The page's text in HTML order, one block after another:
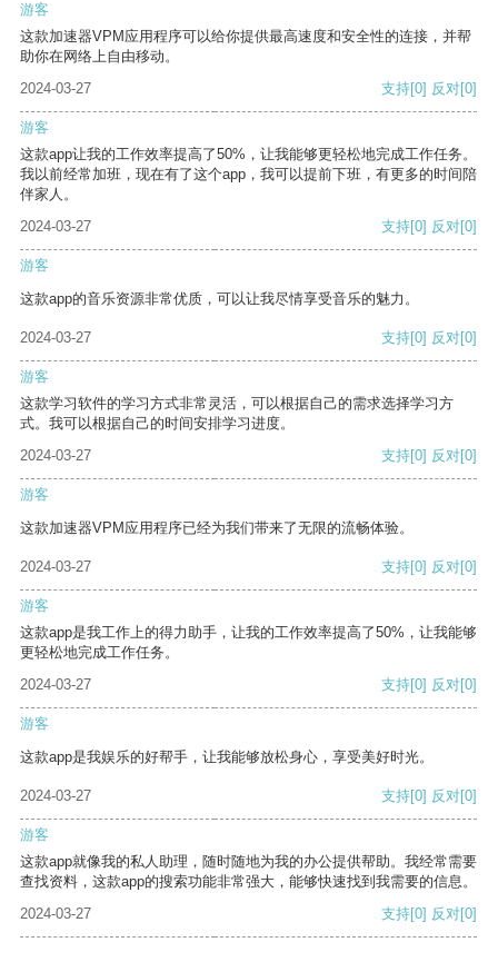
游客
这款加速器VPM应用程序可以给你提供最高速度和安全性的连接，并帮
助你在网络上自由移动。
2024-03-27
支持[0] 反对[0]
游客
这款app让我的工作效率提高了50%，让我能够更轻松地完成工作任务。
我以前经常加班，现在有了这个app，我可以提前下班，有更多的时间陪
伴家人。
2024-03-27
支持[0] 反对[0]
游客
这款app的音乐资源非常优质，可以让我尽情享受音乐的魅力。
2024-03-27 支持[0] 反对[0]
游客
这款学习软件的学习方式非常灵活，可以根据自己的需求选择学习方
式。我可以根据自己的时间安排学习进度。
2024-03-27
支持[0] 反对[0]
游客
这款加速器VPM应用程序已经为我们带来了无限的流畅体验。
2024-03-27 支持[0] 反对[0]
游客
这款app是我工作上的得力助手，让我的工作效率提高了50%，让我能够
更轻松地完成工作任务。
2024-03-27
支持[0] 反对[0]
游客
这款app是我娱乐的好帮手，让我能够放松身心，享受美好时光。
2024-03-27 支持[0] 反对[0]
游客
这款app就像我的私人助理，随时随地为我的办公提供帮助。我经常需要
查找资料，这款app的搜索功能非常强大，能够快速找到我需要的信息。
2024-03-27
支持[0] 反对[0]